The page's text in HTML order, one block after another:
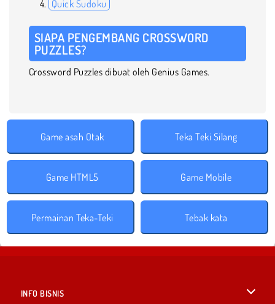
Quick Sudoku
SIAPA PENGEMBANG CROSSWORD
PUZZLES?
Crossword Puzzles dibuat oleh Genius Games.
Game asah Otak Teka Teki Silang
Game HTML5 Game Mobile
Permainan Teka-Teki Tebak kata
INFO BISNIS